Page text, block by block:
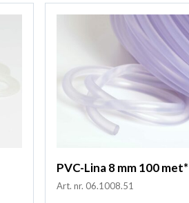
PVC-Lina 8 mm 100 met*
Art. nr. 06.1008.51